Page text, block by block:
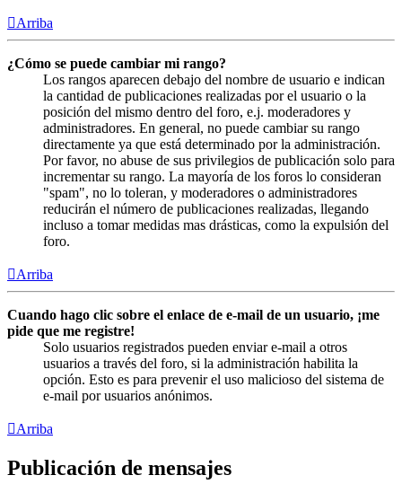
Arriba
¿Cómo se puede cambiar mi rango?
Los rangos aparecen debajo del nombre de usuario e indican
la cantidad de publicaciones realizadas por el usuario o la
posición del mismo dentro del foro, e.j. moderadores y
administradores. En general, no puede cambiar su rango
directamente ya que está determinado por la administración.
Por favor, no abuse de sus privilegios de publicación solo para
incrementar su rango. La mayoría de los foros lo consideran
"spam", no lo toleran, y moderadores o administradores
reducirán el número de publicaciones realizadas, llegando
incluso a tomar medidas mas drásticas, como la expulsión del
foro.
Arriba
Cuando hago clic sobre el enlace de e-mail de un usuario, ¡me
pide que me registre!
Solo usuarios registrados pueden enviar e-mail a otros
usuarios a través del foro, si la administración habilita la
opción. Esto es para prevenir el uso malicioso del sistema de
e-mail por usuarios anónimos.
Arriba
Publicación de mensajes